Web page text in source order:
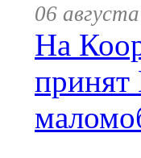
06
На
принят